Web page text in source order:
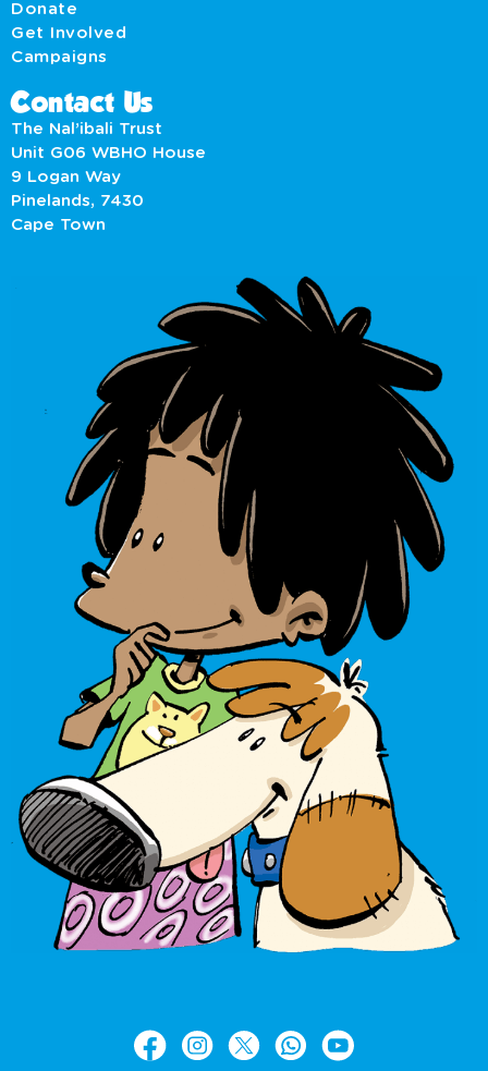
Donate
Get Involved
Campaigns
Contact Us
The Nal’ibali Trust
Unit G06 WBHO House
9 Logan Way
Pinelands, 7430
Cape Town